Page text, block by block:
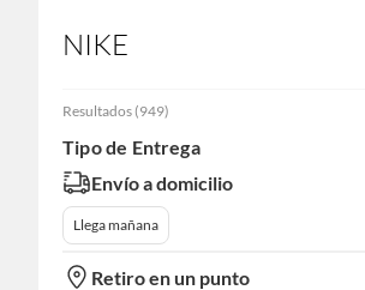
NIKE
Resultados (949)
Tipo de Entrega
Envío a domicilio
Llega mañana
Retiro en un punto